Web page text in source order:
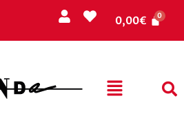
0,00€